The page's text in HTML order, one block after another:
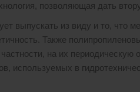
позволяющая дать
выпускать из виду и то, что
Также
на их периодическую
используемых в